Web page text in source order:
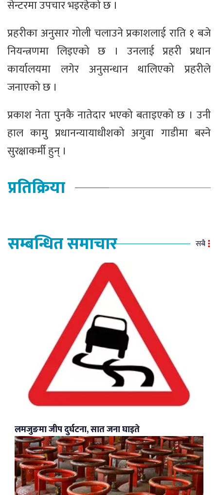
सेन्टरमा उपचार भइरहेको छ ।
प्रहरीका अनुसार गोली चलाउने प्रकाशलाई राति १ बजे
नियन्त्रणमा लिइएको छ । उनलाई प्रहरी प्रधान
कार्यालयमा लगेर अनुसन्धान थालिएको प्रहरीले
जनाएको छ ।
प्रकाश नेता पुनकै नातेदार भएको बताइएको छ । उनी
हाल कामु प्रधानन्यायाधीशको अगुवा गाडीमा बस्ने
सुरक्षाकर्मी हुन् ।
प्रतिक्रिया
सम्बन्धित समाचार सबै
लमजुङमा जीप दुर्घटना, सात जना घाइते